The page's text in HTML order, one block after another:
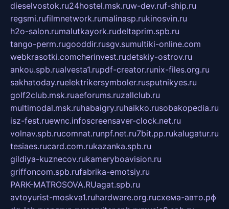
dieselvostok.ru24hostel.msk.ruw-dev.ruf-ship.ru
regsmi.rufilmnetwork.rumalinasp.rukinosvin.ru
h2o-salon.rumalutkayork.rudeltaprim.spb.ru
tango-perm.rugooddir.rusgv.sumultiki-online.com
webkrasotki.comcherinvest.rudetskiy-ostrov.ru
ankou.spb.rualvesta1.rupdf-creator.runix-files.org.ru
sakhatoday.ruelektrikersymboler.rusputnikyes.ru
golf2club.msk.ruaeforums.ruzallclub.ru
multimodal.msk.ruhabaigry.ruhaikko.rusobakopedia.ru
isz-fest.ruewnc.infoscreensaver-clock.net.ru
volnav.spb.rucomnat.runpf.net.ru7bit.pp.rukalugatur.ru
tesiaes.rucard.com.rukazanka.spb.ru
gildiya-kuznecov.rukameryboavision.ru
griffoncom.spb.rufabrika-emotsiy.ru
PARK-MATROSOVA.RUagat.spb.ru
avtoyurist-moskva1.ruhardware.org.ruсхема-авто.рф